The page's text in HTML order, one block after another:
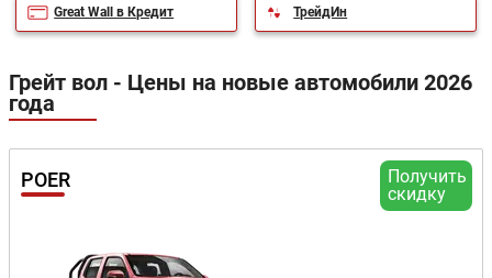
Great Wall в Кредит ТрейдИн
Грейт вол - Цены на новые автомобили 2026
года
Получить
скидку
POER